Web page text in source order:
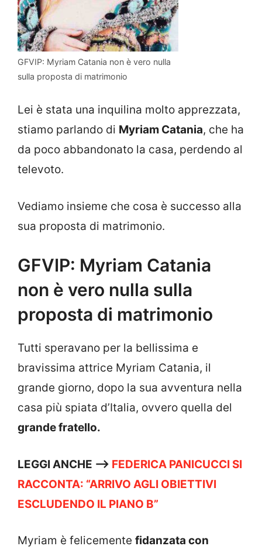
GFVIP: Myriam Catania non è vero nulla
sulla proposta di matrimonio
Lei è stata una inquilina molto apprezzata,
stiamo parlando di Myriam Catania, che ha
da poco abbandonato la casa, perdendo al
televoto.
Vediamo insieme che cosa è successo alla
sua proposta di matrimonio.
GFVIP: Myriam Catania
non è vero nulla sulla
proposta di matrimonio
Tutti speravano per la bellissima e
bravissima attrice Myriam Catania, il
grande giorno, dopo la sua avventura nella
casa più spiata d’Italia, ovvero quella del
grande fratello.
LEGGI ANCHE —-> FEDERICA PANICUCCI SI
RACCONTA: “ARRIVO AGLI OBIETTIVI
ESCLUDENDO IL PIANO B”
Myriam è felicemente fidanzata con